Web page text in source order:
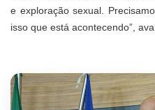
e exploração sexual.
isso que está acontecendo”,